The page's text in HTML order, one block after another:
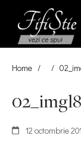
Home / /
12 octombrie